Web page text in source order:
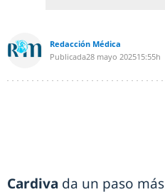
Redacción Médica
Publicada28 mayo 202515:55h
Cardiva da un paso